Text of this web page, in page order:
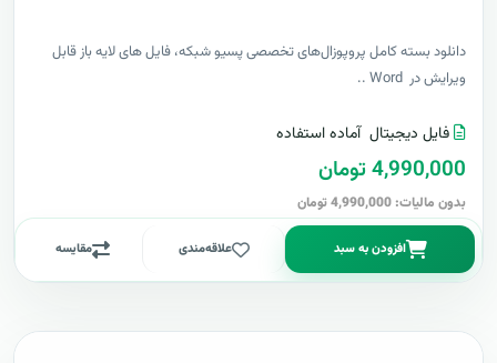
دانلود بسته کامل پروپوزال‌های تخصصی پسیو شبکه، فایل های لایه باز قابل
ویرایش در Word ..
فایل دیجیتال آماده استفاده
4,990,000 تومان
بدون مالیات: 4,990,000 تومان
افزودن به سبد علاقه‌مندی مقایسه